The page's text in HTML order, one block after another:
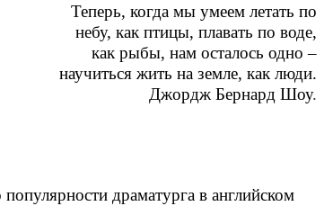
Теперь, когда мы умеем летать по
небу, как птицы, плавать по воде,
как рыбы, нам осталось одно –
научиться жить на земле, как люди.
Джордж Бернард Шоу.
драматурга в английском